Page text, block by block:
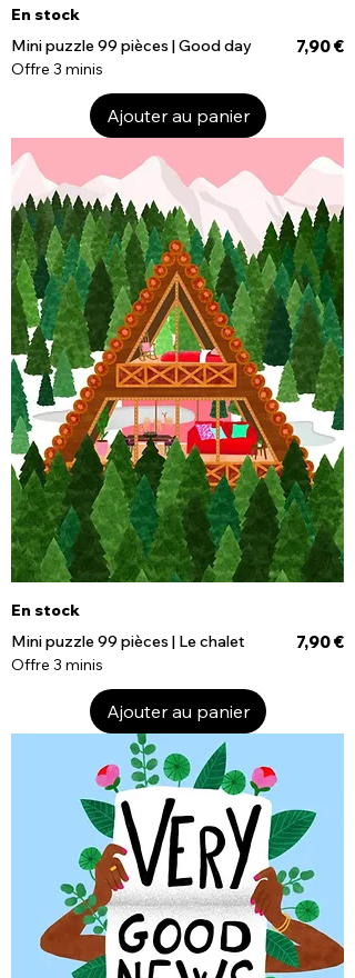
En stock
Mini puzzle 99 pièces | Good day
Prix
7,90 €
Offre 3 minis
Ajouter au panier
En stock
Mini puzzle 99 pièces | Le chalet
Prix
7,90 €
Offre 3 minis
Ajouter au panier